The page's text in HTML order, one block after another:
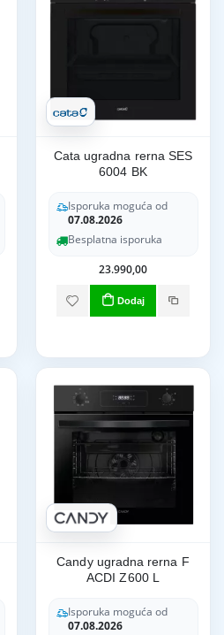
Cata ugradna rerna SES
6004 BK
Isporuka moguća od
07.08.2026
Besplatna isporuka
23.990,00
Dodaj
Candy ugradna rerna F
ACDI Z600 L
Isporuka moguća od
07.08.2026